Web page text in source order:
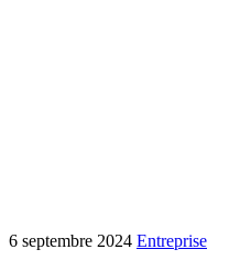
6 septembre 2024 Entreprise